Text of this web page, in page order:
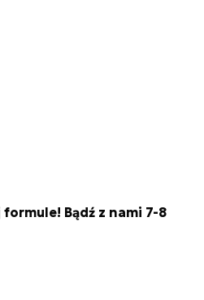
formule! Bądź z nami 7-8